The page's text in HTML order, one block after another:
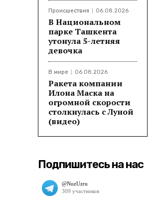
Происшествия 06.08.2026
В Национальном
парке Ташкента
утонула 5-летняя
девочка
В мире 06.08.2026
Ракета компании
Илона Маска на
огромной скорости
столкнулась с Луной
(видео)
Подпишитесь на нас